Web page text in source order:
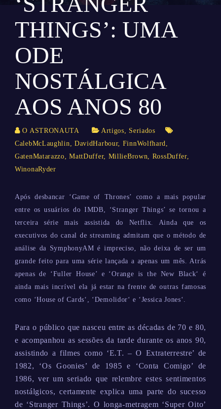
THINGS’: UMA
ODE
NOSTÁLGICA
AOS ANOS 80
O ASTRONAUTA Artigos, Seriados
CalebMcLaughlin, DavidHarbour, FinnWolfhard,
GatenMatarazzo,MattDuffer, MillieBrown, RossDuffer,
WinonaRyder
Após desbancar ‘Game of Thrones’ como a mais popular
entre os usuários do IMDB, ‘Stranger Things’ se tornou a
terceira série mais assistida do Netflix. Ainda que os
executivos do canal de streaming admitam que o método de
análise da SymphonyAM é impreciso, não deixa de ser um
grande feito para uma série lançada a apenas um mês. Atrás
apenas de ‘Fuller House’ e ‘Orange is the New Black‘ é
ainda mais incrível ela já estar na frente de outras famosas
como ‘House of Cards‘, ‘Demolidor‘ e ‘Jessica Jones‘.
Para o público que nasceu entre as décadas de 70 e 80,
e acompanhou as sessões da tarde durante os anos 90,
assistindo a filmes como ‘E.T. – O Extraterrestre’ de
1982, ‘Os Goonies’ de 1985 e ‘Conta Comigo’ de
1986, ver um seriado que relembre estes sentimentos
nostálgicos, certamente explica uma parte do sucesso
de ‘Stranger Things’. O longa-metragem ‘Super Oito’